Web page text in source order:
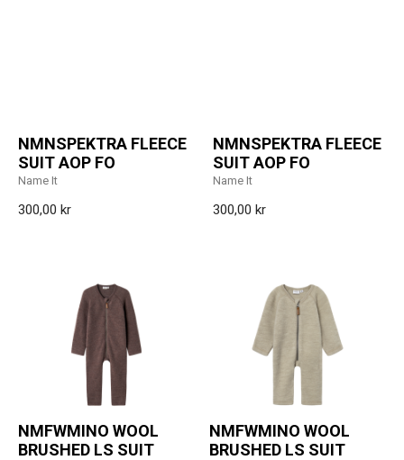
NMNSPEKTRA FLEECE
SUIT AOP FO
Name It
300,00 kr
NMNSPEKTRA FLEECE
SUIT AOP FO
Name It
300,00 kr
NMFWMINO WOOL
BRUSHED LS SUIT
NMFWMINO WOOL
BRUSHED LS SUIT